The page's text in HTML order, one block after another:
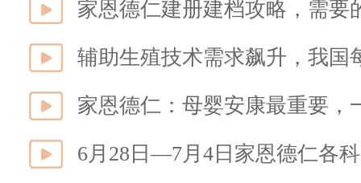
家恩德仁建册建档攻略，需要
辅助生殖技术需求飙升，我国
家恩德仁：母婴安康最重要，
6月28日—7月4日家恩德仁各